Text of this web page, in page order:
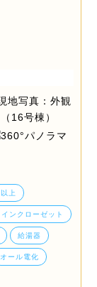
上
ンクローゼット
給湯器
オール電化